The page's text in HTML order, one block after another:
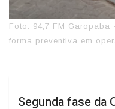
Foto: 94,7 FM
forma preventiva em
Segunda fase da